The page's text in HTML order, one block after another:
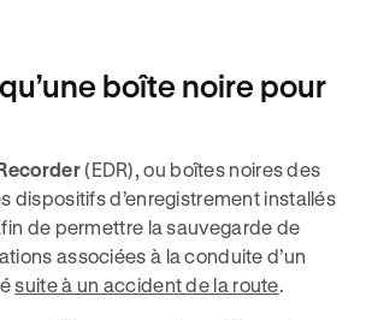
boîte noire pour
(EDR), ou boîtes noires des
dispositifs d’enregistrement installés
de permettre la sauvegarde de
associées à la conduite d’un
suite à un accident de la route.